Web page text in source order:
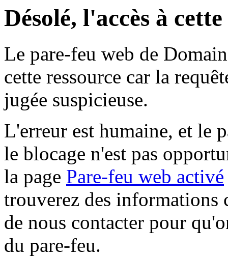
Désolé, l'accès à
Le pare-feu web de
cette ressource car la
jugée suspicieuse.
L'erreur est humaine, et le
le blocage n'est pas
la page Pare-feu web activé
trouverez des informations
de nous contacter pour
du pare-feu.